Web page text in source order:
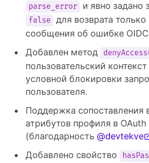
parse_error и явно задано
false для возврата
сообщения об ошибке
Добавлен метод
пользовательский
условной блокировки
пользователя.
Поддержка сопоставления
атрибутов профиля в OAuth
(благодарность @devtekve
Добавлено свойство